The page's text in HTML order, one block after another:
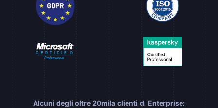
Alcuni degli oltre 20mila clienti di Enterprise: